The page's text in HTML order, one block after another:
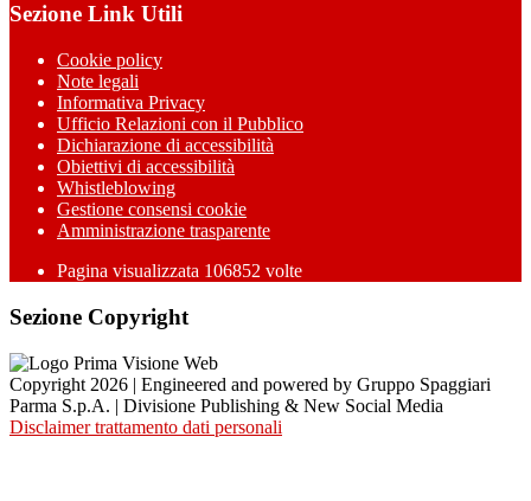
Sezione Link Utili
Cookie policy
Note legali
Informativa Privacy
Ufficio Relazioni con il Pubblico
Dichiarazione di accessibilità
Obiettivi di accessibilità
Whistleblowing
Gestione consensi cookie
Amministrazione trasparente
Pagina visualizzata 106852 volte
Sezione Copyright
Copyright 2026 | Engineered and powered by Gruppo Spaggiari
Parma S.p.A. | Divisione Publishing & New Social Media
Disclaimer trattamento dati personali